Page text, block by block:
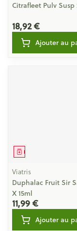
Citrafleet Pulv Susp
18,92 €
Ajouter au
Médicament
Viatris
Duphalac Fruit Sir
X 15ml
11,99 €
Ajouter au